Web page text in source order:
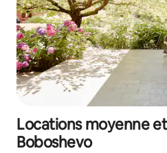
Locations moyenne
Boboshevo